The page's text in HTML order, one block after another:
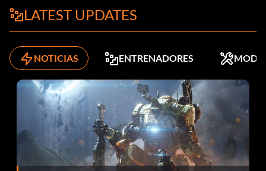
LATEST UPDATES
NOTICIAS ENTRENADORES MODS